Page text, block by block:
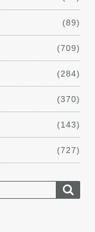
(89)
(709)
(284)
(370)
(143)
(727)